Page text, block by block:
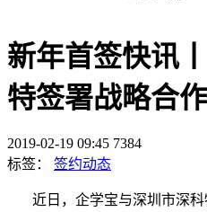
新年首签快讯
特签署战略合
2019-02-19 09:45 7384
标签：
签约动态
近日，企学宝与深圳市深